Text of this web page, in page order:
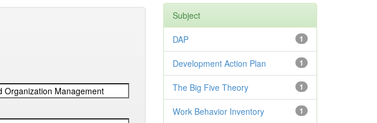
Subject
1
DAP
1
Development Action Plan
1
The Big Five Theory
1
Work Behavior Inventory